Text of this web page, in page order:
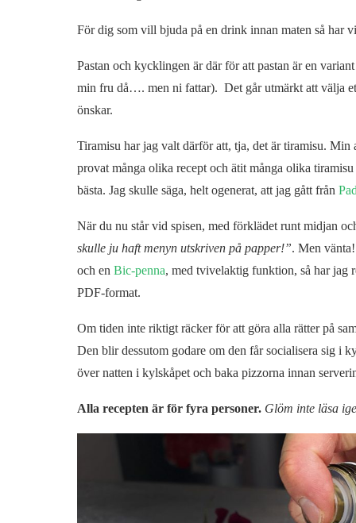
För dig som vill bjuda på en drink innan maten så har
Pastan och kycklingen är där för att pastan är en
min fru då…. men ni fattar). Det går utmärkt att välja
önskar.
Tiramisu har jag valt därför att, tja, det är tiramisu. Min
provat många olika recept och ätit många olika
bästa. Jag skulle säga, helt ogenerat, att jag gått från
När du nu står vid spisen, med förklädet runt midjan
skulle ju haft menyn utskriven på papper!”. Men
och en Bic-penna, med tvivelaktig funktion, så har jag
PDF-format.
Om tiden inte riktigt räcker för att göra alla rätter på
Den blir dessutom godare om den får socialisera sig i
över natten i kylskåpet och baka pizzorna innan
Alla recepten är för fyra personer. Glöm inte läsa